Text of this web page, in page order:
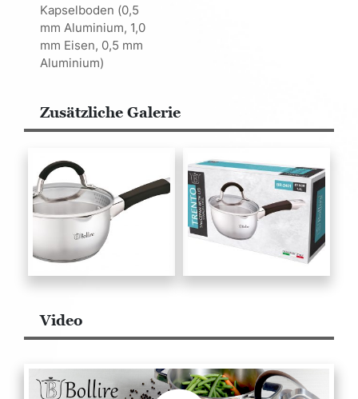
Kapselboden (0,5
mm Aluminium, 1,0
mm Eisen, 0,5 mm
Aluminium)
Zusätzliche Galerie
Video